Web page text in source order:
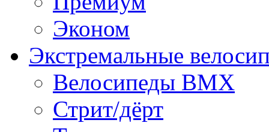
Эконом
Экстремальные
Велосипеды BMX
Стрит/дёрт